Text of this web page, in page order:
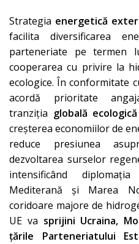
Strategia energetică
facilita diversificarea
parteneriate pe termen
cooperarea cu privire la
ecologice. În conformitate
acordă prioritate
tranziția globală
creșterea economiilor de
reduce presiunea
dezvoltarea surselor
intensificând
Mediterană și Marea
coridoare majore de
UE va sprijini Ucraina,
țările Parteneriatului